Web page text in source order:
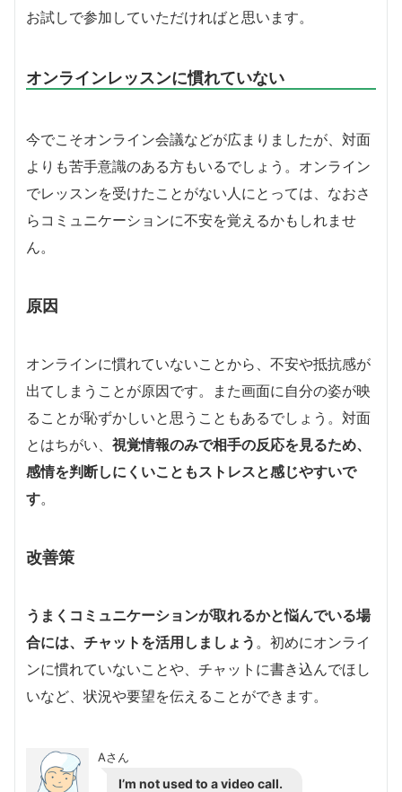
お試しで参加していただければと思います。
オンラインレッスンに慣れていない
今でこそオンライン会議などが広まりましたが、対面
よりも苦手意識のある方もいるでしょう。オンライン
でレッスンを受けたことがない人にとっては、なおさ
らコミュニケーションに不安を覚えるかもしれませ
ん。
原因
オンラインに慣れていないことから、不安や抵抗感が
出てしまうことが原因です。また画面に自分の姿が映
ることが恥ずかしいと思うこともあるでしょう。対面
とはちがい、 視覚情報のみで相手の反応を見るため、
感情を判断しにくいこともストレスと感じやすいで
す。
改善策
うまくコミュニケーションが取れるかと悩んでいる場
合には、チャットを活用しましょう 。初めにオンライ
ンに慣れていないことや、チャットに書き込んでほし
いなど、状況や要望を伝えることができます。
Aさん
I’m not used to a video call.